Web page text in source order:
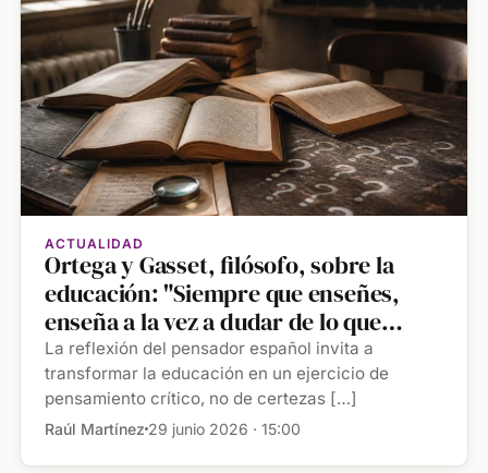
ACTUALIDAD
Ortega y Gasset, filósofo, sobre la
educación: "Siempre que enseñes,
enseña a la vez a dudar de lo que
enseñas"
La reflexión del pensador español invita a
transformar la educación en un ejercicio de
pensamiento crítico, no de certezas […]
Raúl Martínez 29 junio 2026 · 15:00